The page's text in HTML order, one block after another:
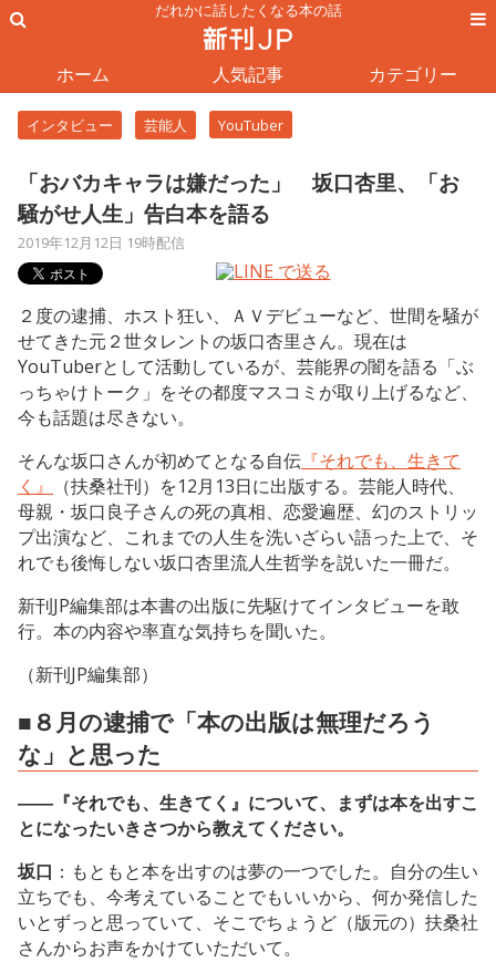
だれかに話したくなる本の話
ホーム 人気記事 カテゴリー
インタビュー 芸能人 YouTuber
「おバカキャラは嫌だった」 坂口杏里、「お
騒がせ人生」告白本を語る
2019年12月12日 19時配信
２度の逮捕、ホスト狂い、ＡＶデビューなど、世間を騒が
せてきた元２世タレントの坂口杏里さん。現在は
YouTuberとして活動しているが、芸能界の闇を語る「ぶ
っちゃけトーク」をその都度マスコミが取り上げるなど、
今も話題は尽きない。
そんな坂口さんが初めてとなる自伝 『それでも、生きて
く』
（扶桑社刊）を12月13日に出版する。芸能人時代、
母親・坂口良子さんの死の真相、恋愛遍歴、幻のストリッ
プ出演など、これまでの人生を洗いざらい語った上で、そ
れでも後悔しない坂口杏里流人生哲学を説いた一冊だ。
新刊JP編集部は本書の出版に先駆けてインタビューを敢
行。本の内容や率直な気持ちを聞いた。
（新刊JP編集部）
■８月の逮捕で「本の出版は無理だろう
な」と思った
――『それでも、生きてく』について、まずは本を出すこ
とになったいきさつから教えてください。
坂口 ：もともと本を出すのは夢の一つでした。自分の生い
立ちでも、今考えていることでもいいから、何か発信した
いとずっと思っていて、そこでちょうど（版元の）扶桑社
さんからお声をかけていただいて。